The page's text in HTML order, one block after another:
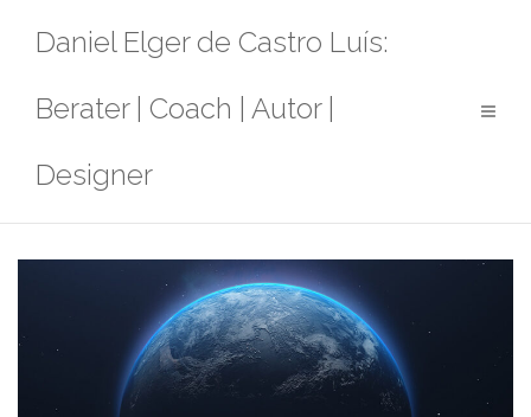
Daniel Elger de Castro Luís:
Berater | Coach | Autor |
Designer